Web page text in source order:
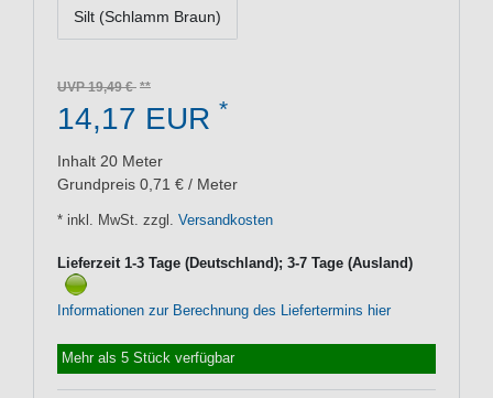
Silt (Schlamm Braun)
UVP 19,49 €
14,17 EUR *
Inhalt 20 Meter
Grundpreis 0,71 € / Meter
* inkl. MwSt. zzgl. Versandkosten
Lieferzeit 1-3 Tage (Deutschland); 3-7 Tage (Ausland)
Informationen zur Berechnung des Liefertermins hier
Mehr als 5 Stück verfügbar